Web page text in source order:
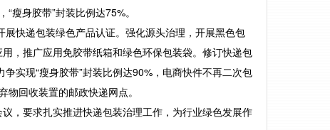
瘦身胶带”封装比例达75%。
快递包装绿色产品认证。强化源头治理，开展黑色包
，推广应用免胶带纸箱和绿色环保包装袋。修订快递包
实现“瘦身胶带”封装比例达90%，电商快件不再二次包
回收装置的邮政快递网点。
要求扎实推进快递包装治理工作，为行业绿色发展作